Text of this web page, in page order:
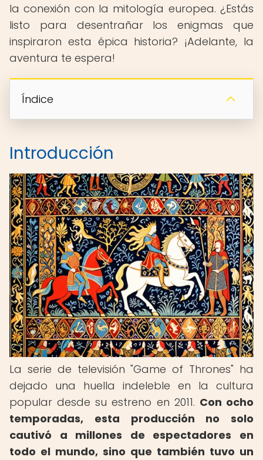
la conexión con la mitología europea. ¿Estás
listo para desentrañar los enigmas que
inspiraron esta épica historia? ¡Adelante, la
aventura te espera!
Índice
Introducción
La serie de televisión "Game of Thrones" ha
dejado una huella indeleble en la cultura
popular desde su estreno en 2011. Con ocho
temporadas, esta producción no solo
cautivó a millones de espectadores en
todo el mundo, sino que también tuvo un